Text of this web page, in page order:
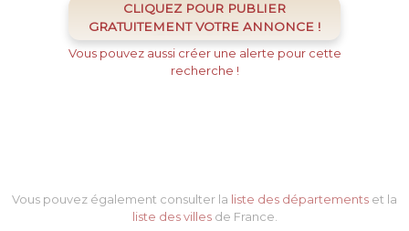
CLIQUEZ POUR PUBLIER
GRATUITEMENT VOTRE ANNONCE !
Vous pouvez aussi créer une alerte pour cette
recherche !
Vous pouvez également consulter la liste des départements et la
liste des villesde France.